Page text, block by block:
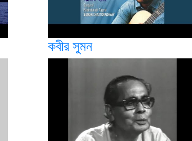
কবীর সুমন